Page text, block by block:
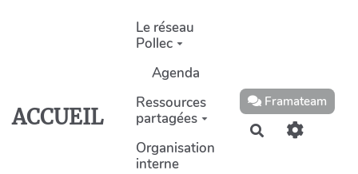
Aller au contenu principal
ACCUEIL
Le réseau
Pollec
Agenda
Ressources
partagées
Organisation
interne
Framateam
Rechercher